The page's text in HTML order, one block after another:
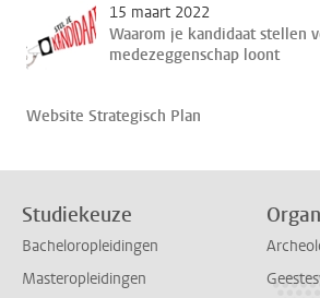
15 maart 2022
Waarom je kandidaat stellen
medezeggenschap loont
Website Strategisch Plan
Studiekeuze
Bacheloropleidingen
Masteropleidingen